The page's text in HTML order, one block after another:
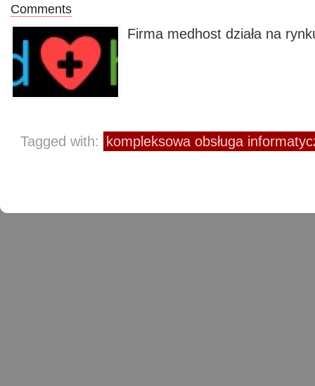
Comments
Firma medhost działa na
Tagged with: kompleksowa obsługa